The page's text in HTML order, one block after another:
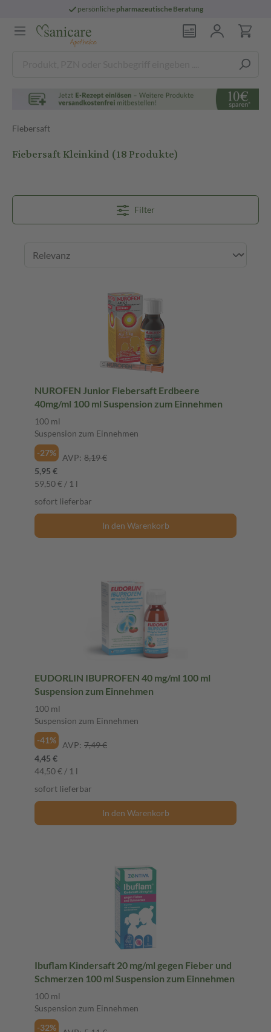
persönliche pharmazeutische Beratung
Fiebersaft
Fiebersaft Kleinkind(18 Produkte)
Filter
NUROFEN Junior Fiebersaft Erdbeere
40mg/ml 100 ml Suspension zum Einnehmen
100 ml
Suspension zum Einnehmen
-27%
AVP: 8,19 €
5,95 €
59,50 € / 1 l
sofort lieferbar
In den Warenkorb
EUDORLIN IBUPROFEN 40 mg/ml 100 ml
Suspension zum Einnehmen
100 ml
Suspension zum Einnehmen
-41%
AVP: 7,49 €
4,45 €
44,50 € / 1 l
sofort lieferbar
In den Warenkorb
Ibuflam Kindersaft 20 mg/ml gegen Fieber und
Schmerzen 100 ml Suspension zum Einnehmen
100 ml
Suspension zum Einnehmen
-32%